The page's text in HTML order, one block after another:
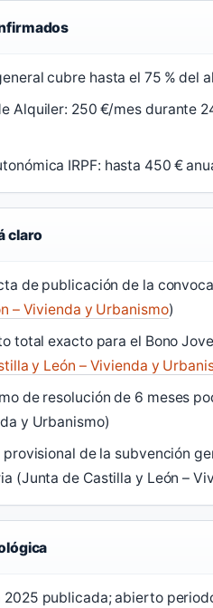
cubre hasta el 75 % del
Alquiler: 250 €/mes durante
IRPF: hasta 450 €
claro
de publicación de la
– Vivienda y Urbanismo)
total exacto para el Bono
y León – Vivienda y
de resolución de 6 meses
y Urbanismo)
provisional de la subvención
(Junta de Castilla y León –
2025 publicada; abierto